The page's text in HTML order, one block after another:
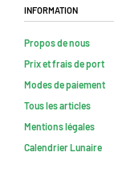
Information
Propos de nous
Prix et frais de port
Modes de paiement
Tous les articles
Mentions légales
Calendrier Lunaire